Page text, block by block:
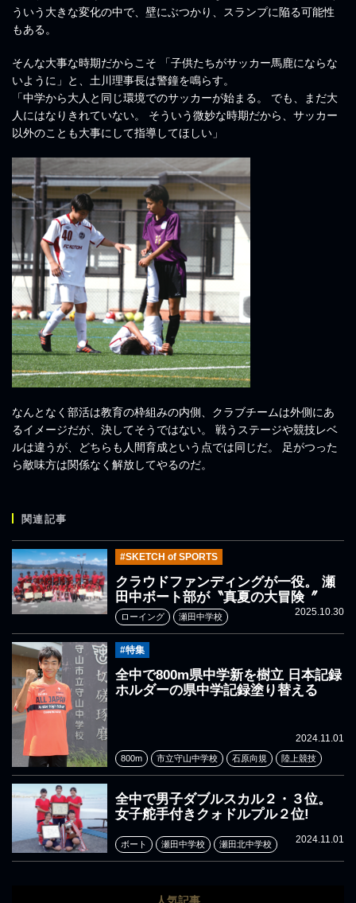
ういう大きな変化の中で、壁にぶつかり、スランプに陥る可能性
もある。
そんな大事な時期だからこそ 「子供たちがサッカー馬鹿にならな
いように」と、土川理事長は警鐘を鳴らす。
「中学から大人と同じ環境でのサッカーが始まる。 でも、まだ大
人にはなりきれていない。 そういう微妙な時期だから、サッカー
以外のことも大事にして指導してほしい」
なんとなく部活は教育の枠組みの内側、クラブチームは外側にあ
るイメージだが、決してそうではない。 戦うステージや競技レベ
ルは違うが、どちらも人間育成という点では同じだ。 足がつった
ら敵味方は関係なく解放してやるのだ。
関連記事
#SKETCH of SPORTS
クラウドファンディングが一役。 瀬
田中ボート部が〝真夏の大冒険〞
2025.10.30
ローイング 瀬田中学校
#特集
全中で800m県中学新を樹立 日本記録
ホルダーの県中学記録塗り替える
2024.11.01
800m 市立守山中学校 石原向規 陸上競技
全中で男子ダブルスカル２・３位。
女子舵手付きクォドルプル２位!
2024.11.01
ボート 瀬田中学校 瀬田北中学校